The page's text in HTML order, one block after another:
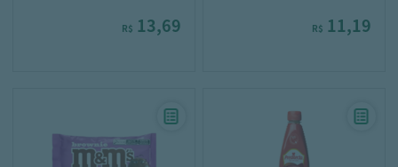
R$ 13,69 R$ 11,19